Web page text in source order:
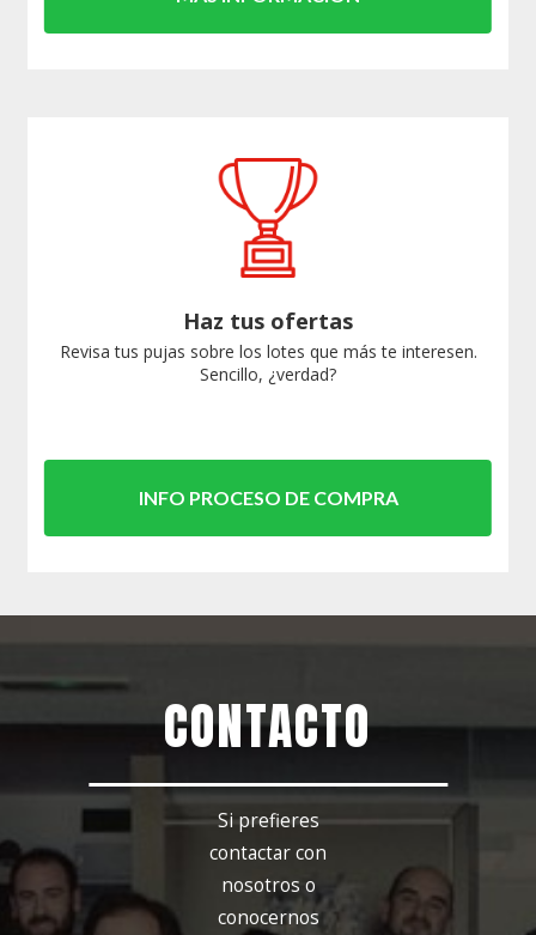
Haz tus ofertas
Revisa tus pujas sobre los lotes que más te interesen.
Sencillo, ¿verdad?
INFO PROCESO DE COMPRA
CONTACTO
Si prefieres
contactar con
nosotros o
conocernos